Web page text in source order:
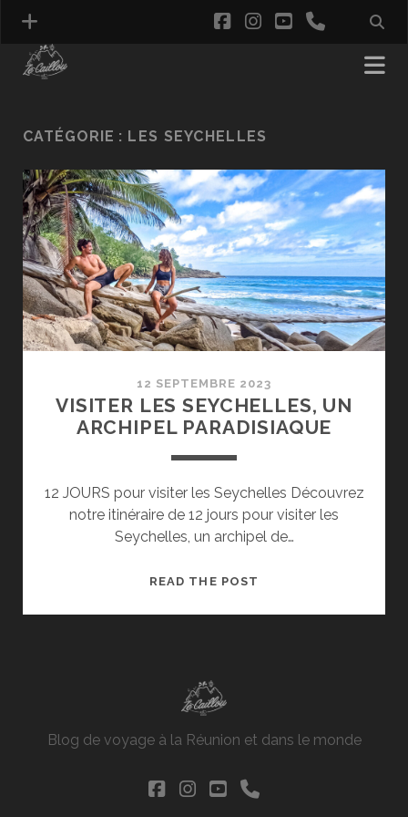
facebook
instagram
youtubephone
CATÉGORIE : LES SEYCHELLES
12 SEPTEMBRE 2023
VISITER LES SEYCHELLES, UN
ARCHIPEL PARADISIAQUE
12 JOURS pour visiter les Seychelles Découvrez
notre itinéraire de 12 jours pour visiter les
Seychelles, un archipel de…
READ THE POST
Blog de voyage à la Réunion et dans le monde
facebook
instagram
youtube
phone